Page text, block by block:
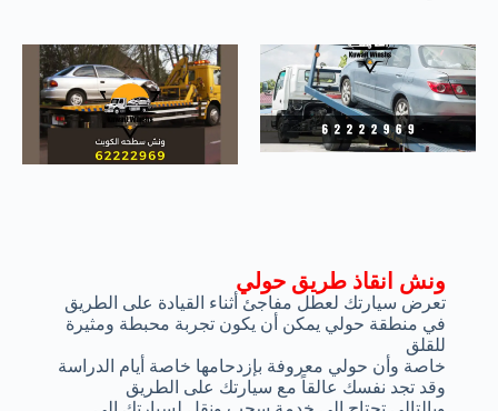
ونش انقاذ طريق حولي
تعرض سيارتك لعطل مفاجئ أثناء القيادة على الطريق
في منطقة حولي يمكن أن يكون تجربة محبطة ومثيرة
للقلق
خاصة وأن حولي معروفة بإزدحامها خاصة أيام الدراسة
وقد تجد نفسك عالقاً مع سيارتك على الطريق